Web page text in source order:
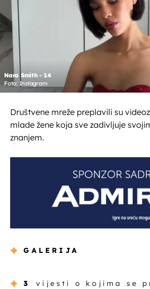
Nara Smith - 14
Foto: Instagram
Društvene mreže preplavili su
mlade žene koja sve zadivljuje
znanjem.
GALERIJA
3 vijesti o kojima se